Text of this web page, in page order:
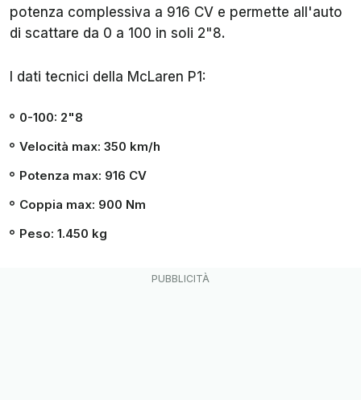
potenza complessiva a 916 CV e permette all'auto
di scattare da 0 a 100 in soli 2"8.
I dati tecnici della McLaren P1:
0-100: 2"8
Velocità max: 350 km/h
Potenza max: 916 CV
Coppia max: 900 Nm
Peso: 1.450 kg